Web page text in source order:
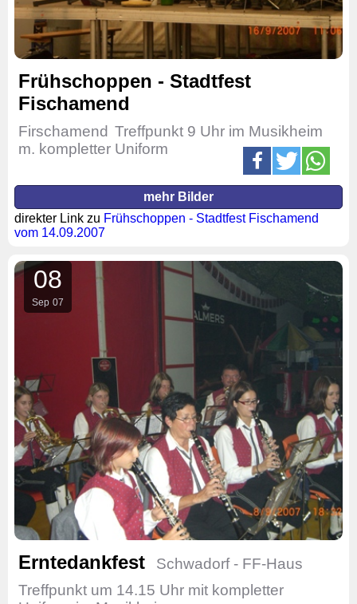
Frühschoppen - Stadtfest
Fischamend
Firschamend Treffpunkt 9 Uhr im Musikheim
m. kompletter Uniform
mehr Bilder
direkter Link zu Frühschoppen - Stadtfest Fischamend
vom 14.09.2007
08
Sep 07
Erntedankfest
Schwadorf - FF-Haus
Treffpunkt um 14.15 Uhr mit kompletter